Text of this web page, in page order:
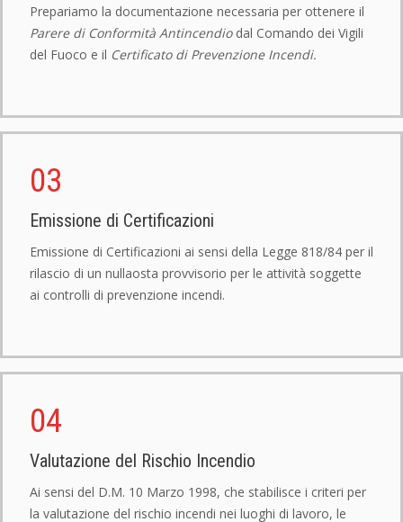
Prepariamo la documentazione necessaria per ottenere il
Parere di Conformità Antincendiodal Comando dei Vigili
del Fuoco e il Certificato di Prevenzione Incendi.
03
Emissione di Certificazioni
Emissione di Certificazioni ai sensi della Legge 818/84 per il
rilascio di un nullaosta provvisorio per le attività soggette
ai controlli di prevenzione incendi.
04
Valutazione del Rischio Incendio
Ai sensi del D.M. 10 Marzo 1998, che stabilisce i criteri per
la valutazione del rischio incendi nei luoghi di lavoro, le